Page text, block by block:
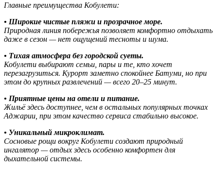
Главные преимущества Кобулети:
• Широкие чистые пляжи и прозрачное море.
Природная линия побережья позволяет комфортно отдыхать
даже в сезон — нет ощущений тесноты и шума.
• Тихая атмосфера без городской суеты.
Кобулети выбирают семьи, пары и те, кто хочет
перезагрузиться. Курорт заметно спокойнее Батуми, но при
этом до крупных развлечений — всего 20–25 минут.
• Приятные цены на отели и питание.
Жильё здесь доступнее, чем в остальных популярных точках
Аджарии, при этом качество сервиса стабильно высокое.
• Уникальный микроклимат.
Сосновые рощи вокруг Кобулети создают природный
ингалятор — отдых здесь особенно комфортен для
дыхательной системы.